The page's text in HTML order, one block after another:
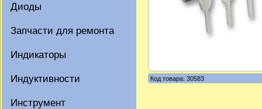
Диоды
Запчасти для ремонта
Индикаторы
Индуктивности
Инструмент
Код товара: 30583